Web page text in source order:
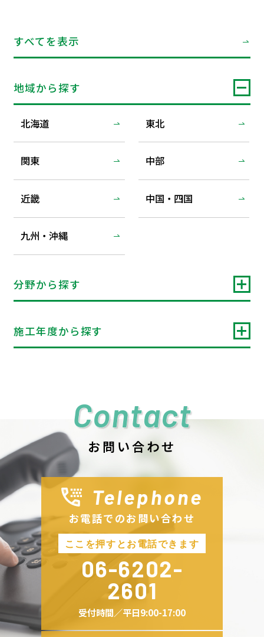
すべてを表示
地域から探す
北海道 東北
関東 中部
近畿 中国・四国
九州・沖縄
分野から探す
施工年度から探す
Contact
お問い合わせ
Telephone
お電話でのお問い合わせ
06-6202-
2601
受付時間／平日9:00-17:00